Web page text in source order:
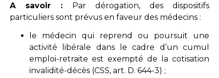
A savoir : Par dérogation, des dispositifs
particuliers sont prévus en faveur des médecins :
le médecin qui reprend ou poursuit une
activité libérale dans le cadre d’un cumul
emploi-retraite est exempté de la cotisation
invalidité-décès (CSS, art. D. 644-3) ;